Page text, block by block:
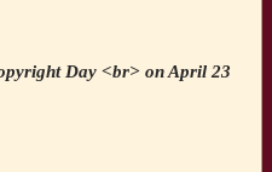
Day <br> on April 23